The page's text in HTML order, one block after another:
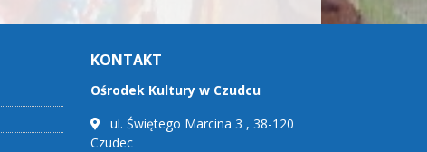
KONTAKT
Ośrodek Kultury w Czudcu
ul. Świętego Marcina 3 , 38-120
Czudec